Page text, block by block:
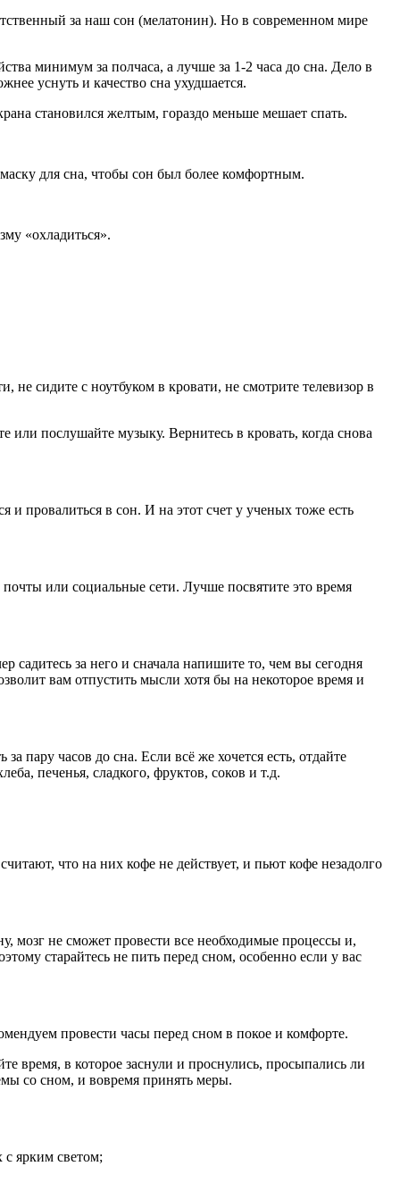
за наш сон (мелатонин). Но в современном мире
минимум за полчаса, а лучше за 1-2 часа до сна. Дело в
уснуть и качество сна ухудшается.
становился желтым, гораздо меньше мешает спать.
для сна, чтобы сон был более комфортным.
«охладиться».
не сидите с ноутбуком в кровати, не смотрите телевизор в
послушайте музыку. Вернитесь в кровать, когда снова
провалиться в сон. И на этот счет у ученых тоже есть
или социальные сети. Лучше посвятите это время
за него и сначала напишите то, чем вы сегодня
вам отпустить мысли хотя бы на некоторое время и
пару часов до сна. Если всё же хочется есть, отдайте
печенья, сладкого, фруктов, соков и т.д.
что на них кофе не действует, и пьют кофе незадолго
мозг не сможет провести все необходимые процессы и,
старайтесь не пить перед сном, особенно если у вас
провести часы перед сном в покое и комфорте.
время, в которое заснули и проснулись, просыпались ли
со сном, и вовремя принять меры.
с ярким светом;